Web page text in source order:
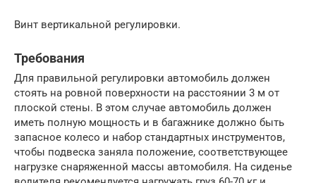
Винт вертикальной регулировки.
Требования
Для правильной регулировки автомобиль должен
стоять на ровной поверхности на расстоянии 3 м от
плоской стены. В этом случае автомобиль должен
иметь полную мощность и в багажнике должно быть
запасное колесо и набор стандартных инструментов,
чтобы подвеска заняла положение, соответствующее
нагрузке снаряженной массы автомобиля. На сиденье